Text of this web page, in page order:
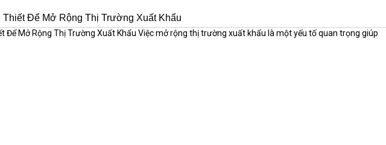
Để Mở Rộng Thị Trường Xuất Khẩu
Để Mở Rộng Thị Trường Xuất Khẩu Việc mở rộng thị trường xuất khẩu là một yếu tố quan trọng giúp